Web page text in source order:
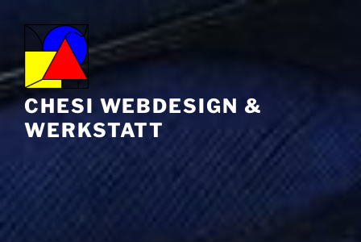
Inhalt
springen
CHESI WEBDESIGN &
WERKSTATT